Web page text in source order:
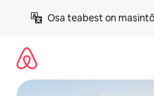
Osa teabest on